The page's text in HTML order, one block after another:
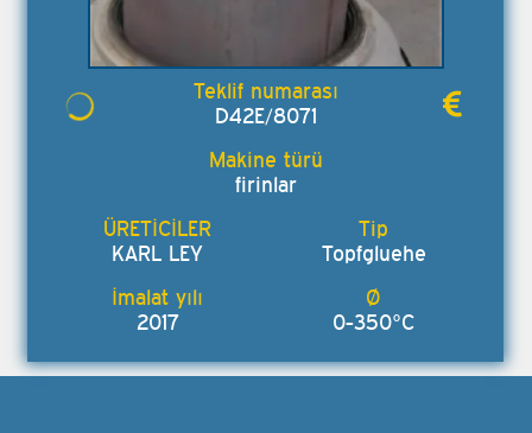
D42E/8071
firinlar
KARL LEY Topfgluehe
2017 0-350°C